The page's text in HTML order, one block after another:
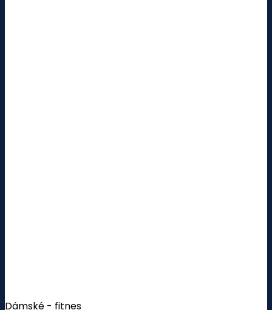
Dámské - fitnes